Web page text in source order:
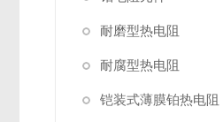
耐磨型热电阻
耐腐型热电阻
铠装式薄膜铂热电阻